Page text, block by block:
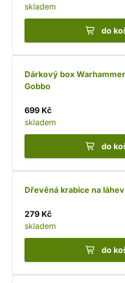
skladem
do
Dárkový box
Gobbo
699 Kč
skladem
do
Dřevěná krabice na láhev
279 Kč
skladem
do